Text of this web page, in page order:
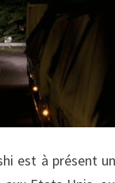
est à présent